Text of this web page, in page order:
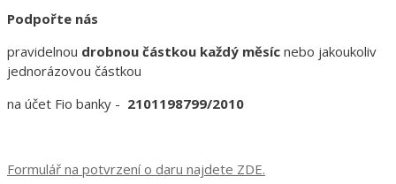
Podpořte nás
pravidelnou drobnou částkou každý měsíc nebo jakoukoliv
jednorázovou částkou
na účet Fio banky - 2101198799/2010
Formulář na potvrzení o daru najdete ZDE.